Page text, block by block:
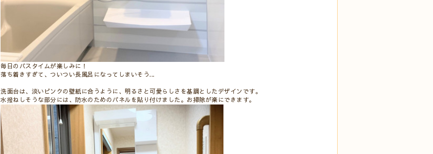
毎日のバスタイムが楽しみに！
落ち着きすぎて、ついつい長風呂になってしまいそう...
洗面台は、淡いピンクの壁紙に合うように、明るさと可愛らしさを基調としたデザインです。
水撥ねしそうな部分には、防水のためのパネルを貼り付けました。お掃除が楽にできます。